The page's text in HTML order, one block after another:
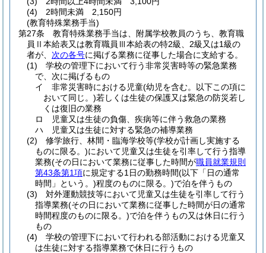
(4)
2時間未満 2,150円
(教育特殊業務手当)
第27条
教育特殊業務手当は、附属学校教員のうち、教育職
員Ⅱ本給表又は教育職員Ⅲ本給表の特2級、2級又は1級の
者が、 次の各号に掲げる業務に従事した場合に支給する。
(1)
学校の管理下において行う非常災害時等の緊急業務
で、次に掲げるもの
イ
非常災害時における児童(幼児を含む。以下この項に
おいて同じ。)若しくは生徒の保護又は緊急の防災若し
くは復旧の業務
ロ
児童又は生徒の負傷、疾病等に伴う救急の業務
ハ
児童又は生徒に対する緊急の補導業務
(2)
修学旅行、林間・臨海学校等(学校が計画し実施する
ものに限る。)において児童又は生徒を引率して行う指導
業務(その日において業務に従事した時間が職員就業規則
第43条第1項に規定する1日の勤務時間(以下「日の通常
時間」という。)程度のものに限る。)で泊を伴うもの
(3)
対外運動競技等において児童又は生徒を引率して行う
指導業務(その日において業務に従事した時間が日の通常
時間程度のものに限る。)で泊を伴うもの又は休日に行う
もの
(4)
学校の管理下において行われる部活動における児童又
は生徒に対する指導業務で休日に行うもの